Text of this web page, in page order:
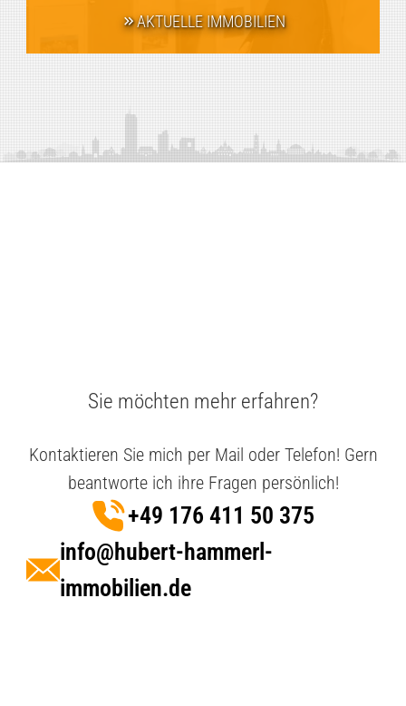
AKTUELLE IMMOBILIEN
Sie möchten mehr erfahren?
Kontaktieren Sie mich per Mail oder Telefon! Gern
beantworte ich ihre Fragen persönlich!
+49 176 411 50 375
info@hubert-hammerl-
immobilien.de